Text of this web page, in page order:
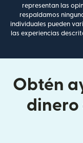
representan las
respaldamos
individuales pueden
las experiencias
Obtén
dinero